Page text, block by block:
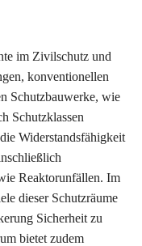
im Zivilschutz und
konventionellen
Schutzbauwerke, wie
Schutzklassen
Widerstandsfähigkeit
Reaktorunfällen. Im
dieser Schutzräume
Sicherheit zu
bietet zudem